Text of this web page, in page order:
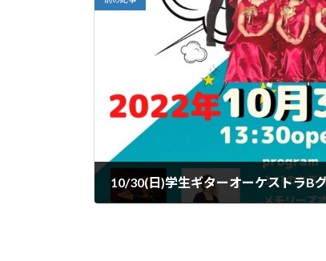
10/30(日)学生ギターオーケストラB